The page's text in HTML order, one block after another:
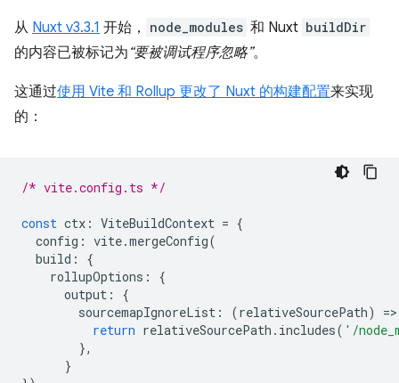
从 Nuxt v3.3.1 开始， node_modules 和 Nuxt buildDir
的内容已被标记为 “要被调试程序忽略”。
这通过使用 Vite 和 Rollup 更改了 Nuxt 的构建配置来实现
的：
/* vite.config.ts */
const ctx : ViteBuildContext = {
config : vite.mergeConfig(
build :
{
rollupOptions :
{
output :
{
sourcemapIgnoreList : (relativeSourcePath) =>
return relativeSourcePath . includes( '/
},
}